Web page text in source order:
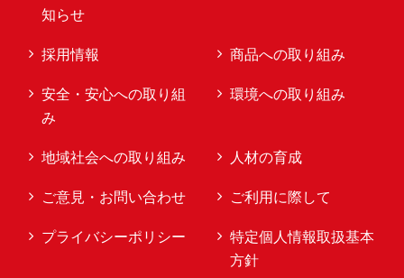
知らせ
採用情報 商品への取り組み
安全・安心への取り組
み
環境への取り組み
地域社会への取り組み 人材の育成
ご意見・お問い合わせ ご利用に際して
プライバシーポリシー
特定個人情報取扱基本
方針